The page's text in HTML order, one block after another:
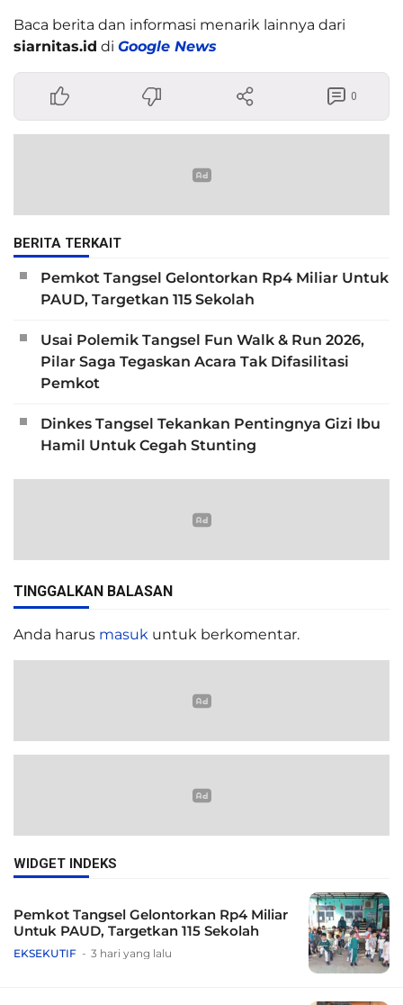
Baca berita dan informasi menarik lainnya dari
siarnitas.id di Google News
0
BERITA TERKAIT
Pemkot Tangsel Gelontorkan Rp4 Miliar Untuk
PAUD, Targetkan 115 Sekolah
Usai Polemik Tangsel Fun Walk & Run 2026,
Pilar Saga Tegaskan Acara Tak Difasilitasi
Pemkot
Dinkes Tangsel Tekankan Pentingnya Gizi Ibu
Hamil Untuk Cegah Stunting
TINGGALKAN BALASAN
Anda harus masuk untuk berkomentar.
WIDGET INDEKS
Pemkot Tangsel Gelontorkan Rp4 Miliar
Untuk PAUD, Targetkan 115 Sekolah
EKSEKUTIF 3 hari yang lalu